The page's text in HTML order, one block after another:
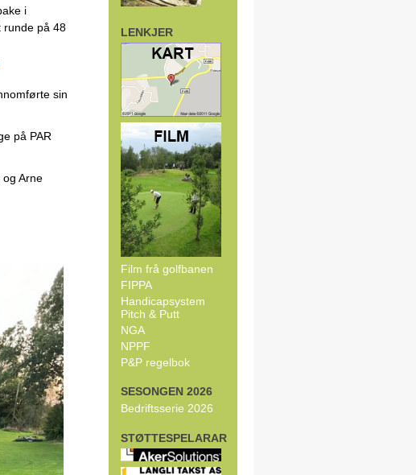
i
runde på 48
sin
på PAR
Arne
LENKJER
Film frå golfbanen
FIPPA
Handicapsystem
Pitch & Putt
NGA
NPPF
P&P regelbok
SESONGEN 2026
Bedriftsserie 2026
STØTTESPELARAR